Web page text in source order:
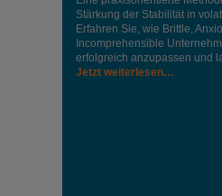
Stärkung der Stabilität in
Erfahren Sie, wie Brittle,
Incomprehensible
erfolgreich anzupassen und
Jetzt weiterlesen…